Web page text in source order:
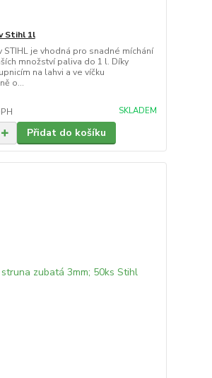
Stihl 1l
STIHL je vhodná pro snadné míchání
množství paliva do 1 l. Díky
na lahvi a ve víčku
o...
SKLADEM
Přidat do košíku